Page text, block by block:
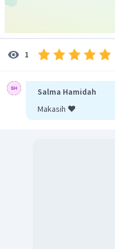
1
Salma Hamidah
Makasih ❤️